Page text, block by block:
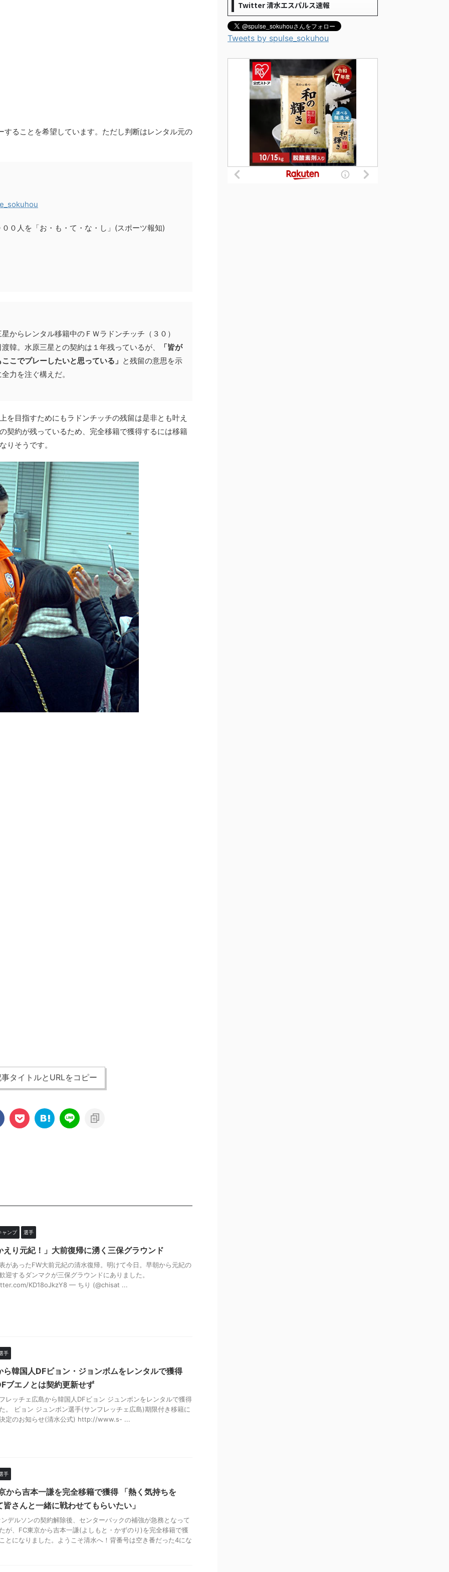
することを希望しています。ただし判断はレンタル元の
０人を「お・も・て・な・し」(スポーツ報知)
からレンタル移籍中のＦＷラドンチッチ（３０）
韓。水原三星との契約は１年残っているが、
「皆が
こでプレーしたいと思っている」 と残留の意思を示
力を注ぐ構えだ。
を目指すためにもラドンチッチの残留は是非とも叶え
契約が残っているため、完全移籍で獲得するには移籍
りそうです。
タイトルとURLをコピー
ャンプ 選手
えり元紀！」大前復帰に湧く三保グラウンド
があったFW大前元紀の清水復帰。明けて今日。早朝から元紀の
迎するダンマクが三保グラウンドにありました。
KD18oJkzY8 — ちり (@chisat ...
手
ら韓国人DFビョン・ジョンボムをレンタルで獲得
ブエノとは契約更新せず
レッチェ広島から韓国人DFビョン ジュンボンをレンタルで獲得
。 ビョン ジュンボン選手(サンフレッチェ広島)期限付き移籍に
定のお知らせ(清水公式) http://www.s- ...
手
から吉本一謙を完全移籍で獲得 「熱く気持ちを
皆さんと一緒に戦わせてもらいたい」
デルソンの契約解除後、センターバックの補強が急務となって
が、FC東京から吉本一謙(よしもと・かずのり)を完全移籍で獲
とになりました。ようこそ清水へ！背番号は空き番だった4にな
Twitter 清水エスパルス速報
Tweets by spulse_sokuhou